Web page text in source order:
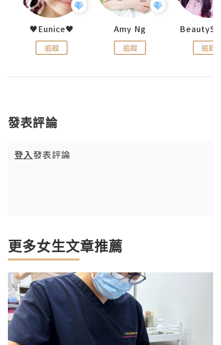
♥Eunice♥
追蹤
Amy Ng
追蹤 追蹤
發表評論
登入發表評論
更多女生文章推薦